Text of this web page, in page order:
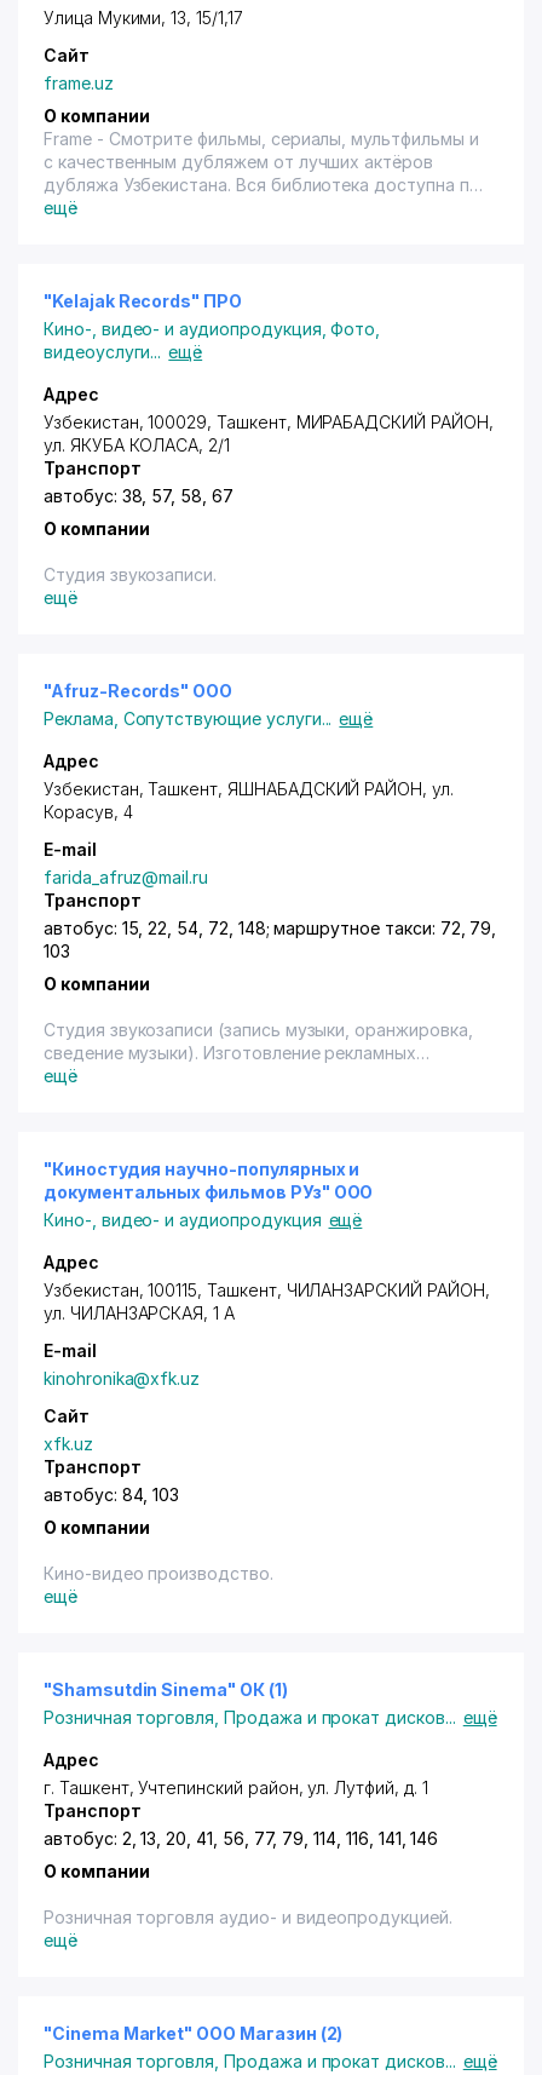
Улица Мукими, 13, 15/1,17
Сайт
frame.uz
О компании
Frame - Смотрите фильмы, сериалы, мультфильмы и
с качественным дубляжем от лучших актёров
дубляжа Узбекистана. Вся библиотека доступна по
одной подписке - без скрытых платежей. Быстрое
ещё
"Kelajak Records" ПРО
Кино-, видео- и аудиопродукция ,Фото,
видеоуслуги... ещё
Адрес
Узбекистан, 100029, Ташкент, МИРАБАДСКИЙ РАЙОН,
ул. ЯКУБА КОЛАСА, 2/1
Транспорт
автобус: 38, 57, 58, 67
О компании
Студия звукозаписи.
ещё
"Afruz-Records" ООО
Реклама Сопутствующие услуги... ещё
Адрес
Узбекистан,Ташкент, ЯШНАБАДСКИЙ РАЙОН,ул.
Корасув, 4
E-mail
farida_afruz@mail.ru
Транспорт
автобус: 15, 22, 54, 72, 148; маршрутное такси: 72, 79,
103
О компании
Студия звукозаписи (запись музыки, оранжировка,
сведение музыки). Изготовление рекламных
роликов. Фотостудия.
ещё
"Киностудия научно-популярных и
документальных фильмов РУз" ООО
Кино-, видео- и аудиопродукция ещё
Адрес
Узбекистан, 100115, Ташкент, ЧИЛАНЗАРСКИЙ РАЙОН,
ул. ЧИЛАНЗАРСКАЯ, 1 А
E-mail
kinohronika@xfk.uz
Сайт
xfk.uz
Транспорт
автобус: 84, 103
О компании
Кино-видео производство.
ещё
"Shamsutdin Sinema" ОК (1)
Розничная торговля ,Продажа и прокат дисков... ещё
Адрес
г. Ташкент,Учтепинский район,ул. Лутфий, д. 1
Транспорт
автобус: 2, 13, 20, 41, 56, 77, 79, 114, 116, 141, 146
О компании
Розничная торговля аудио- и видеопродукцией.
ещё
"Cinema Market" ООО Магазин (2)
Розничная торговля ,Продажа и прокат дисков... ещё